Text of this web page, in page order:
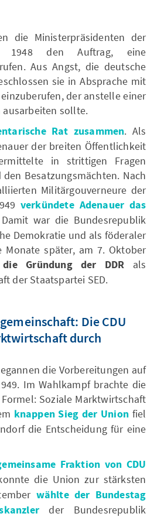
die Ministerpräsidenten der
1948 den Auftrag, eine
Aus Angst, die deutsche
sie in Absprache mit
der anstelle einer
ausarbeiten sollte.
Rat zusammen. Als
der breiten Öffentlichkeit
in strittigen Fragen
Besatzungsmächten. Nach
Militärgouverneure der
verkündete Adenauer das
war die Bundesrepublik
Demokratie und als föderaler
Monate später, am 7. Oktober
Gründung der DDR als
der Staatspartei SED.
Die CDU
durch
die Vorbereitungen auf
Im Wahlkampf brachte die
Soziale Marktwirtschaft
knappen Sieg der Union fiel
die Entscheidung für eine
Fraktion von CDU
die Union zur stärksten
wählte der Bundestag
der Bundesrepublik